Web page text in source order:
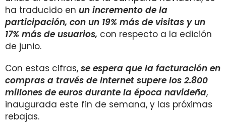
ha traducido en un incremento de la
participación, con un 19% más de visitas y un
17% más de usuarios, con respecto a la edición
de junio.
Con estas cifras, se espera que la facturación en
compras a través de Internet supere los 2.800
millones de euros durante la época navideña,
inaugurada este fin de semana, y las próximas
rebajas.